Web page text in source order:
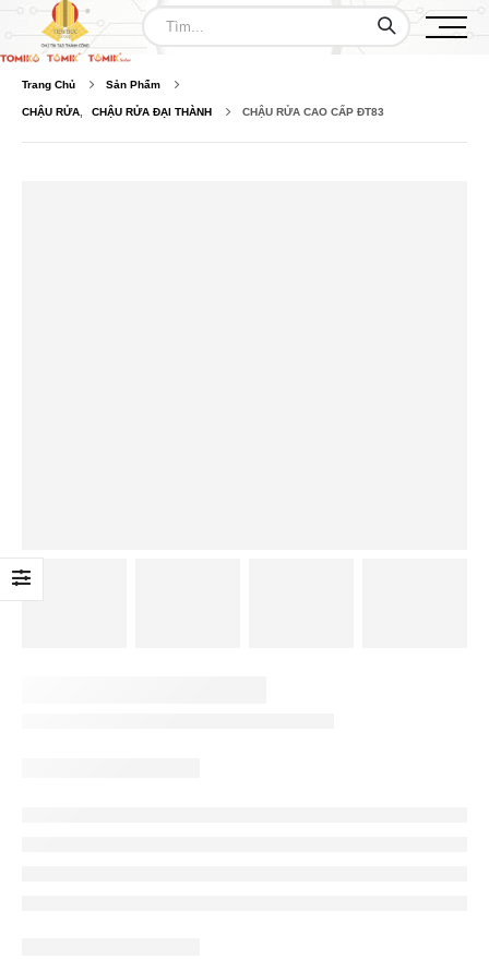
Trang Chủ Sản Phẩm
CHẬU RỬA CHẬU RỬA ĐẠI THÀNH CHẬU RỬA CAO CẤP ĐT83